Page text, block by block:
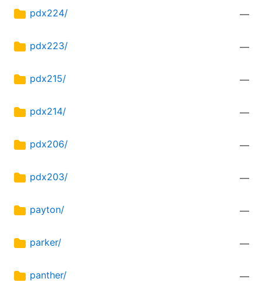
pdx224/ —
pdx223/ —
pdx215/ —
pdx214/ —
pdx206/ —
pdx203/ —
payton/ —
parker/ —
panther/ —